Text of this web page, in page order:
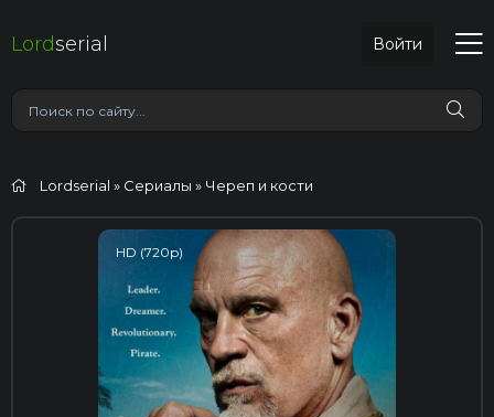
Lordserial Войти
Lordserial » Сериалы » Череп и кости
HD (720p)